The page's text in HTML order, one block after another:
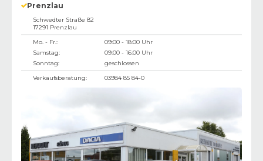
Prenzlau
Schwedter Straße 82
17291 Prenzlau
Mo. - Fr.:
09:00 - 18:00 Uhr
Samstag:
09:00 - 16:00 Uhr
Sonntag:
geschlossen
Verkaufsberatung:
03984 85 84-0